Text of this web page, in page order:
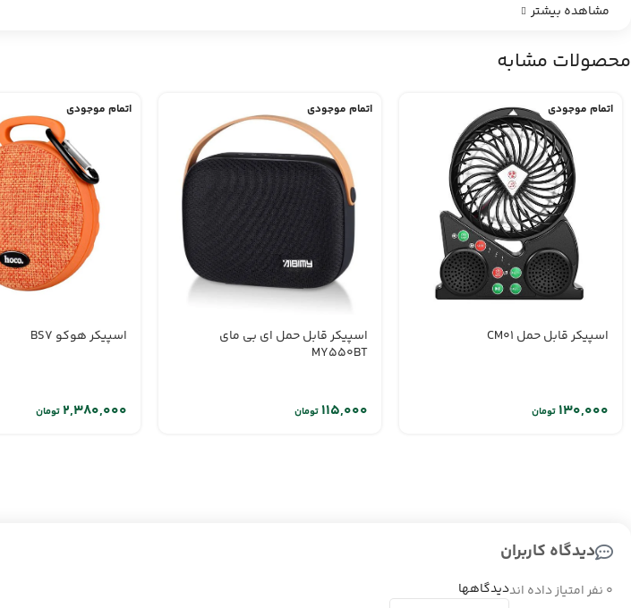
مشاهده بیشتر
محصولات مشابه
اتمام موجودی
اسپیکر قابل حمل CM01
تومان
اتمام موجودی
اسپیکر قابل حمل ای بی مای
MY550BT
تومان
اتمام موجودی
اسپیکر هوکو BS7
تومان
دیدگاه کاربران
0 نفر امتیاز داده اند
دیدگاهها